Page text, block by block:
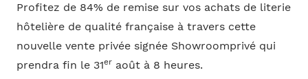
Profitez de 84% de remise sur vos achats de literie
hôtelière de qualité française à travers cette
nouvelle vente privée signée Showroomprivé qui
prendra fin le 31eraoût à 8 heures.